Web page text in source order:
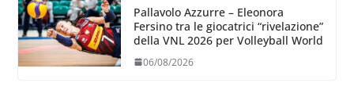
Pallavolo Azzurre – Eleonora
Fersino tra le giocatrici “rivelazione”
della VNL 2026 per Volleyball World
06/08/2026